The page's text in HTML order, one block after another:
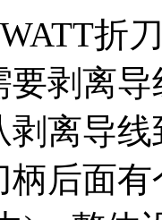
折
要剥离
离导
后面